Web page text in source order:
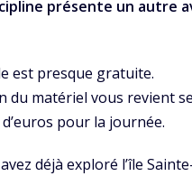
présente un autre
est presque gratuite.
du matériel vous revient
pour la journée.
déjà exploré l’île